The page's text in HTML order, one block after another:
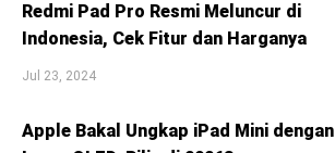
Redmi Pad Pro Resmi Meluncur di
Indonesia, Cek Fitur dan Harganya
Jul 23, 2024
Apple Bakal Ungkap iPad Mini dengan